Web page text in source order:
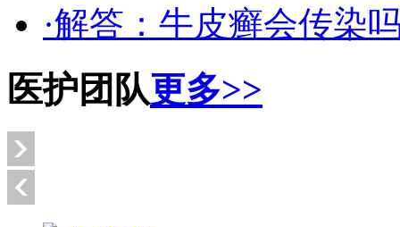
·解答：牛皮癣会传染
医护团队更多>>